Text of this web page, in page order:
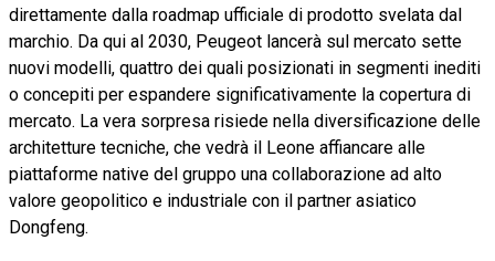
direttamente dalla roadmap ufficiale di prodotto svelata dal
marchio. Da qui al 2030, Peugeot lancerà sul mercato sette
nuovi modelli, quattro dei quali posizionati in segmenti inediti
o concepiti per espandere significativamente la copertura di
mercato. La vera sorpresa risiede nella diversificazione delle
architetture tecniche, che vedrà il Leone affiancare alle
piattaforme native del gruppo una collaborazione ad alto
valore geopolitico e industriale con il partner asiatico
Dongfeng.